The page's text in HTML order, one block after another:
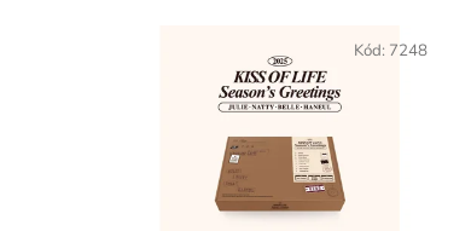
Kód: 7248